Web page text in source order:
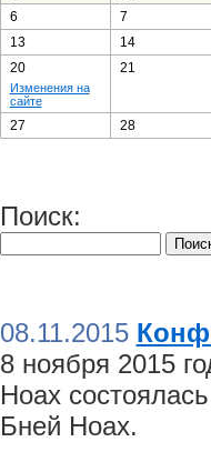
6
7
13
14
20
Изменения на
сайте
21
27 28
Поиск:
08.11.2015
8 ноября 2015
Ноах
Бней Ноах.